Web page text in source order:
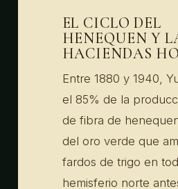
EL CICLO DEL
HENEQUEN Y
HACIENDAS
Entre 1880 y 1940,
el 85% de la
de fibra de
del oro verde que
fardos de trigo en
hemisferio norte